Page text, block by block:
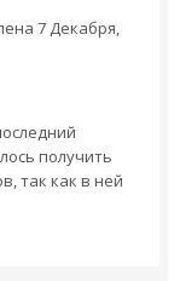
7 Декабря,
получить
так как в ней